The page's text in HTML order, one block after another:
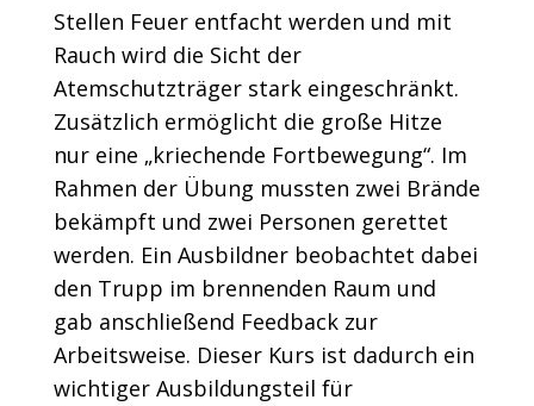
Stellen Feuer entfacht werden und mit
Rauch wird die Sicht der
Atemschutzträger stark eingeschränkt.
Zusätzlich ermöglicht die große Hitze
nur eine „kriechende Fortbewegung“. Im
Rahmen der Übung mussten zwei Brände
bekämpft und zwei Personen gerettet
werden. Ein Ausbildner beobachtet dabei
den Trupp im brennenden Raum und
gab anschließend Feedback zur
Arbeitsweise. Dieser Kurs ist dadurch ein
wichtiger Ausbildungsteil für